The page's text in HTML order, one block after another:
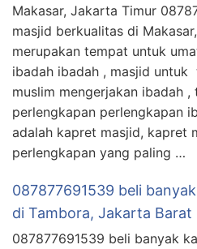
Makasar, Jakarta Timur
masjid berkualitas di
merupakan tempat untuk
ibadah ibadah , masjid
muslim mengerjakan ibadah
perlengkapan perlengkapan
adalah kapret masjid, kapret
perlengkapan yang paling …
087877691539 beli
di Tambora, Jakarta Barat
087877691539 beli banyak